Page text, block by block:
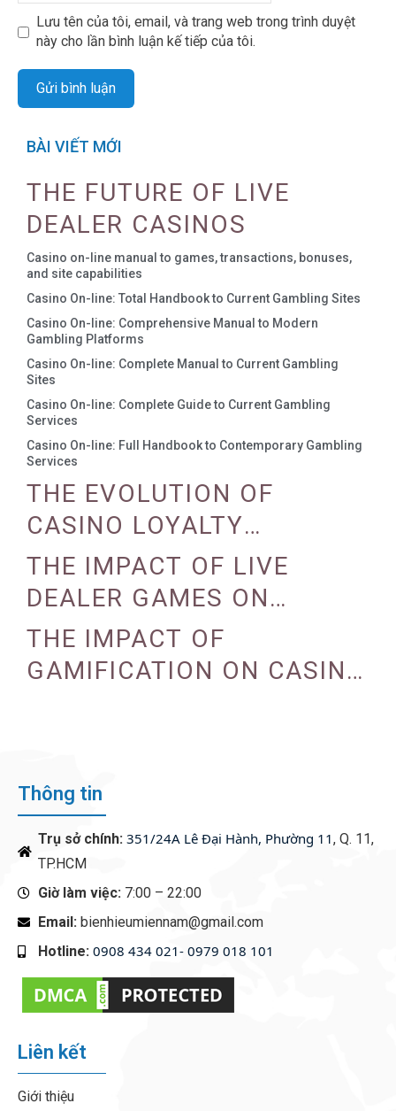
Lưu tên của tôi, email, và trang web trong trình duyệt
này cho lần bình luận kế tiếp của tôi.
BÀI VIẾT MỚI
THE FUTURE OF LIVE
DEALER CASINOS
Casino on-line manual to games, transactions, bonuses,
and site capabilities
Casino On-line: Total Handbook to Current Gambling Sites
Casino On-line: Comprehensive Manual to Modern
Gambling Platforms
Casino On-line: Complete Manual to Current Gambling
Sites
Casino On-line: Complete Guide to Current Gambling
Services
Casino On-line: Full Handbook to Contemporary Gambling
Services
THE EVOLUTION OF
CASINO LOYALTY
PROGRAMS
THE IMPACT OF LIVE
DEALER GAMES ON
CASINO EXPERIENCE
THE IMPACT OF
GAMIFICATION ON CASINO
Thông tin
Trụ sở chính: 351/24A Lê Đại Hành, Phường 11, Q. 11,
TP.HCM
Giờ làm việc: 7:00 – 22:00
Email: bienhieumiennam@gmail.com
Hotline: 0908 434 021- 0979 018 101
Liên kết
Giới thiệu